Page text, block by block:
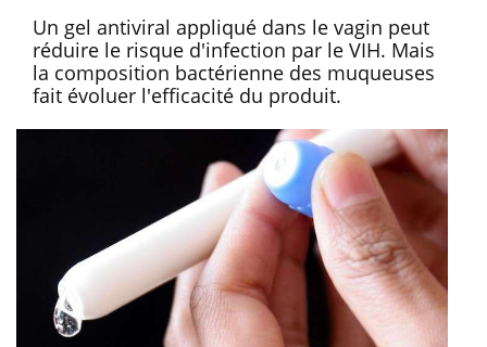
Un gel antiviral appliqué dans le vagin peut
réduire le risque d'infection par le VIH. Mais
la composition bactérienne des muqueuses
fait évoluer l'efficacité du produit.